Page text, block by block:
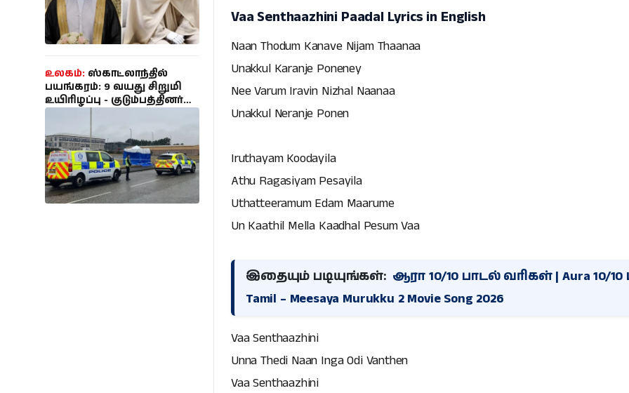
உலகம்: ஸ்காட்லாந்தில்
பயங்கரம்: 9 வயது சிறுமி
உயிரிழப்பு - குடும்பத்தினர்
அனுமதி; 35 வயது
இளைஞர் கைது!
Vaa Senthaazhini Paadal Lyrics in English
Naan Thodum Kanave Nijam Thaanaa
Unakkul Karanje Poneney
Nee Varum Iravin Nizhal Naanaa
Unakkul Neranje Ponen
Iruthayam Koodayila
Athu Ragasiyam Pesayila
Uthatteeramum Edam Maarume
Un Kaathil Mella Kaadhal Pesum Vaa
இதையும் படியுங்கள்: ஆரா 10/10 பாடல் வரிகள் | Aura 10/10
Tamil – Meesaya Murukku 2 Movie Song 2026
Vaa Senthaazhini
Unna Thedi Naan Inga Odi Vanthen
Vaa Senthaazhini